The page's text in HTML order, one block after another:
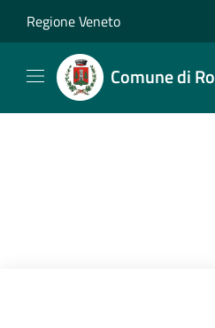
Regione Veneto
Comune di